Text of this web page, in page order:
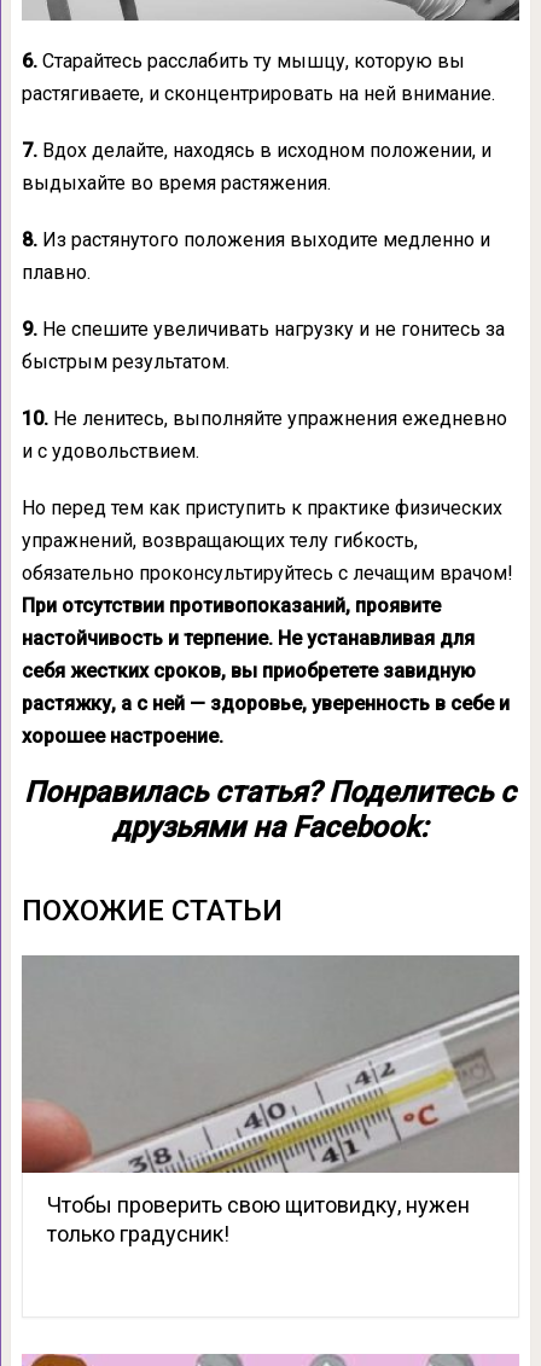
6.Старайтесь расслабить ту мышцу, которую вы
растягиваете, и сконцентрировать на ней внимание.
7.Вдох делайте, находясь в исходном положении, и
выдыхайте во время растяжения.
8. Из растянутого положения выходите медленно и
плавно.
9.Не спешите увеличивать нагрузку и не гонитесь за
быстрым результатом.
10.Не ленитесь, выполняйте упражнения ежедневно
и с удовольствием.
Но перед тем как приступить к практике физических
упражнений, возвращающих телу гибкость,
обязательно проконсультируйтесь с лечащим врачом!
При отсутствии противопоказаний, проявите
настойчивость и терпение. Не устанавливая для
себя жестких сроков, вы приобретете завидную
растяжку, а с ней — здоровье, уверенность в себе и
хорошее настроение.
Понравилась статья? Поделитесь с
друзьями на Facebook:
ПОХОЖИЕ СТАТЬИ
Чтобы проверить свою щитовидку, нужен
только градусник!